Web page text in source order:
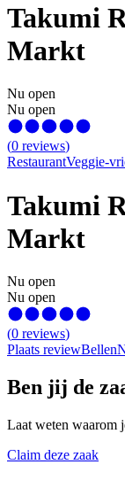
Takumi
Markt
Nu open
Nu open
(0 reviews)
RestaurantVeggie-
Takumi
Markt
Nu open
Nu open
(0 reviews)
Plaats reviewBellen
Ben jij de
Laat weten waarom
Claim deze zaak